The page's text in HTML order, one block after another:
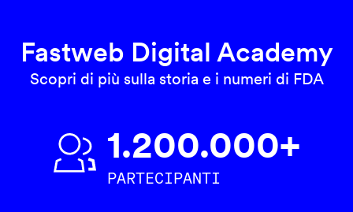
Fastweb Digital Academy
Scopri di più sulla storia e i numeri di FDA
1.200.000+
PARTECIPANTI